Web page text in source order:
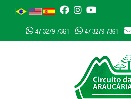
47 3279-7361 47 3279-7361